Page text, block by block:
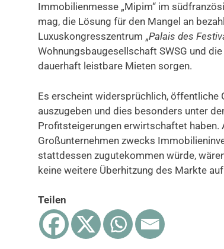
Immobilienmesse „Mipim“ im
mag, die Lösung für den Mangel an
Luxuskongresszentrum „Palais des
Wohnungsbaugesellschaft SWSG und
dauerhaft leistbare Mieten sorgen.
Es erscheint widersprüchlich,
auszugeben und dies besonders unter
Profitsteigerungen erwirtschaftet
Großunternehmen zwecks
stattdessen zugutekommen würde,
keine weitere Überhitzung des Markte
Teilen